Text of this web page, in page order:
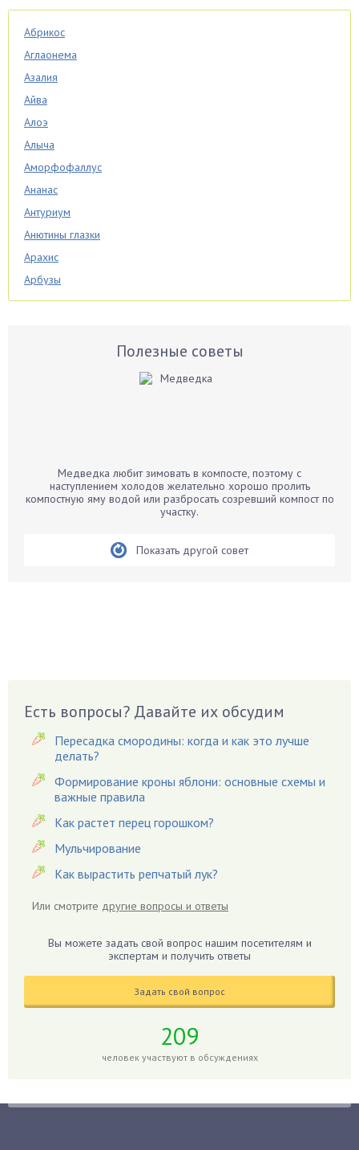
Абрикос
Аглаонема
Азалия
Айва
Алоэ
Алыча
Аморфофаллус
Ананас
Антуриум
Анютины глазки
Арахис
Арбузы
Аспарагус
Бархатцы
Бегония
Вешенки
Виноград
Вредители
Гардения
Гацания
Гвоздики
Георгины
Гиацинт
Гладиолусы
Гранат
Полезные советы
Медведка любит зимовать в компосте, поэтому с
наступлением холодов желательно хорошо пролить
компостную яму водой или разбросать созревший компост по
участку.
Показать другой совет
Есть вопросы? Давайте их обсудим
Пересадка смородины: когда и как это лучше
делать?
Формирование кроны яблони: основные схемы и
важные правила
Как растет перец горошком?
Мульчирование
Как вырастить репчатый лук?
Или смотрите другие вопросы и ответы
Вы можете задать свой вопрос нашим посетителям и
экспертам и получить ответы
Задать свой вопрос
209
человек участвуют в обсуждениях